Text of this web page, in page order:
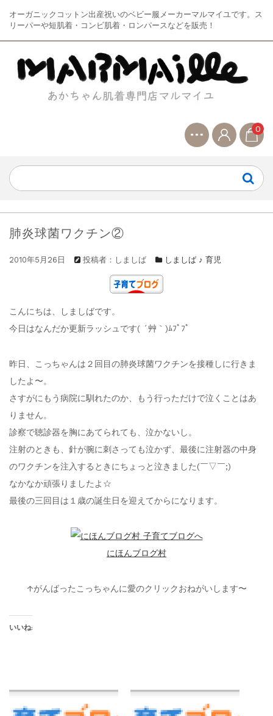
オーガニックコットン出産祝いのベビー服メーカーマルマイユです。ス
リーパーや短肌着・コンビ肌着・ロンパースなどを販売！
0
肺炎球菌ワクチン②
2010年5月26日 投稿者：しましば しましば ♪ 育児
こんにちは、しましばです。
今日はなんだか更新ラッシュです( ´艸｀)ﾑﾌﾟﾌﾟ
昨日、こっちゃんは２回目の肺炎球菌ワクチンを接種しに行きま
したよ〜。
さすがにもう病院に馴れたのか、もう行っただけで泣くことはあ
りません。
診察で聴診器を胸にあてられても、泣かないし。
注射のときも、針が腕に刺さっても泣かず、最後に注射器の中身
のワクチンを注入するときにちょっと泣きました(￣▽￣;)
なかなか頑張りましたよ☆
最後の三回目は１歳の誕生日を迎えてからになります。
にほんブログ村
↑がんばったこっちゃんに愛のクリックおねがいします〜
いいね: